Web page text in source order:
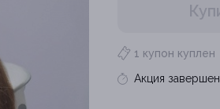
1 купон куплен
Акция